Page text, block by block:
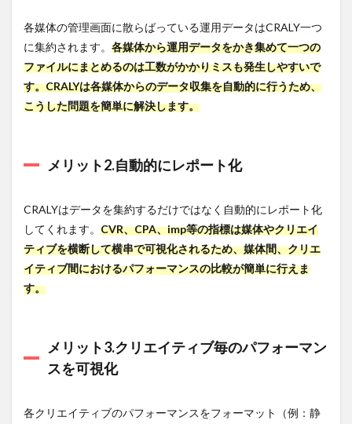
7.2.2
CRALY
との違
い
7.2.3
こんな
7.3
スケッ
7.3.1
特徴
7.3.3
こんな
め！
各媒体の管理画面に散らばっている運用データはCRALY一つ
に集約されます。 各媒体から運用データをかき集めて一つの
ファイルにまとめるのは工数がかかりミスも発生しやすいで
す。CRALYは各媒体からのデータ収集を自動的に行うため、
こうした問題を簡単に解決します。
メリット2.自動的にレポート化
CRALYはデータを集約するだけではなく自動的にレポート化
してくれます。 CVR、CPA、imp等の指標は媒体やクリエイ
ティブを横断して横串で可視化されるため、媒体間、クリエ
イティブ間におけるパフォーマンスの比較が簡単に行えま
す。
メリット3.クリエイティブ毎のパフォーマン
スを可視化
各クリエイティブのパフォーマンスをフォーマット（例：静